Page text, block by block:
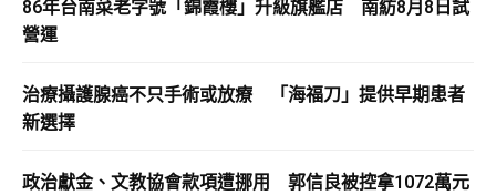
86年台南菜老字號「錦霞樓」升級旗艦店 南紡8月8日試
營運
治療攝護腺癌不只手術或放療 「海福刀」提供早期患者
新選擇
政治獻金、文教協會款項遭挪用 郭信良被控拿1072萬元